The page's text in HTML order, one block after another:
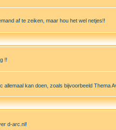
af te zeiken, maar hou het wel netjes!!
!!
kan doen, zoals bijvoorbeeld Thema
d-arc.nl!